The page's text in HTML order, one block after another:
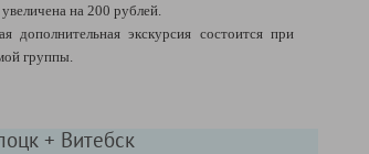
на 200 рублей.
экскурсия состоится при
группы.
+ Витебск